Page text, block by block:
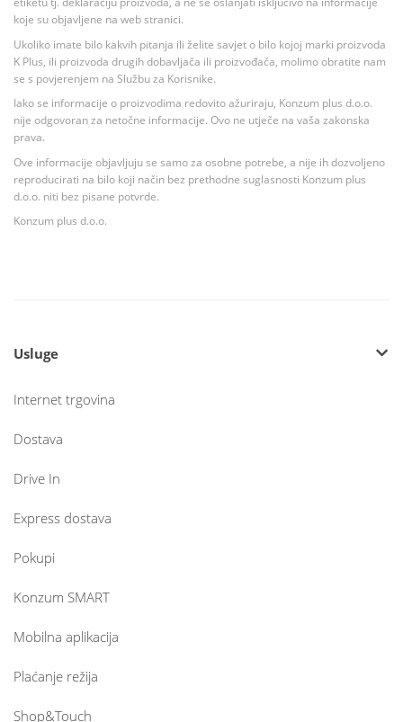
koje su objavljene na web stranici.
Ukoliko imate bilo kakvih pitanja ili želite savjet o bilo kojoj marki proizvoda
K Plus, ili proizvoda drugih dobavljača ili proizvođača, molimo obratite nam
se s povjerenjem na Službu za Korisnike.
Iako se informacije o proizvodima redovito ažuriraju, Konzum plus d.o.o.
nije odgovoran za netočne informacije. Ovo ne utječe na vaša zakonska
prava.
Ove informacije objavljuju se samo za osobne potrebe, a nije ih dozvoljeno
reproducirati na bilo koji način bez prethodne suglasnosti Konzum plus
d.o.o. niti bez pisane potvrde.
Konzum plus d.o.o.
Usluge
Internet trgovina
Dostava
Drive In
Express dostava
Pokupi
Konzum SMART
Mobilna aplikacija
Plaćanje režija
Shop&Touch